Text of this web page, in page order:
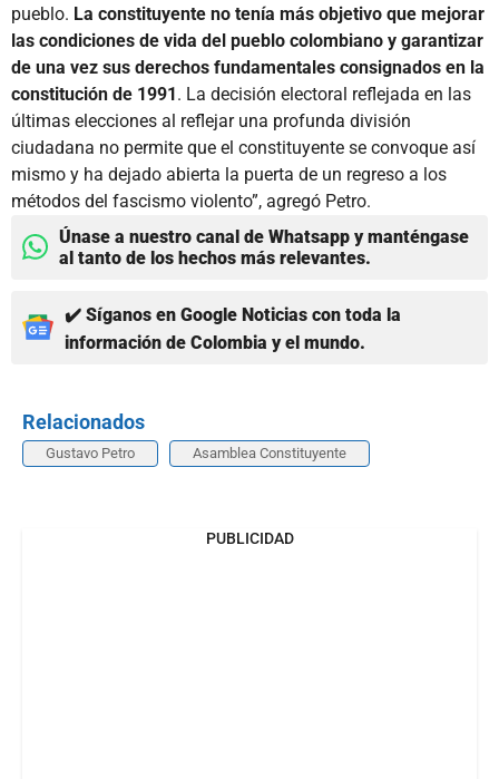
pueblo. La constituyente no tenía más objetivo que mejorar
las condiciones de vida del pueblo colombiano y garantizar
de una vez sus derechos fundamentales consignados en la
constitución de 1991. La decisión electoral reflejada en las
últimas elecciones al reflejar una profunda división
ciudadana no permite que el constituyente se convoque así
mismo y ha dejado abierta la puerta de un regreso a los
métodos del fascismo violento”, agregó Petro.
Únase a nuestro canal de Whatsapp y manténgase
al tanto de los hechos más relevantes.
✔️ Síganos en Google Noticias con toda la
información de Colombia y el mundo.
Relacionados
Gustavo Petro Asamblea Constituyente
PUBLICIDAD